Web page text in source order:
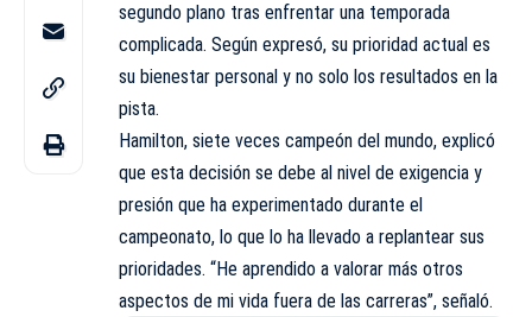
segundo plano tras enfrentar una temporada
complicada. Según expresó, su prioridad actual es
su bienestar personal y no solo los resultados en la
pista.
Hamilton, siete veces campeón del mundo, explicó
que esta decisión se debe al nivel de exigencia y
presión que ha experimentado durante el
campeonato, lo que lo ha llevado a replantear sus
prioridades. “He aprendido a valorar más otros
aspectos de mi vida fuera de las carreras”, señaló.